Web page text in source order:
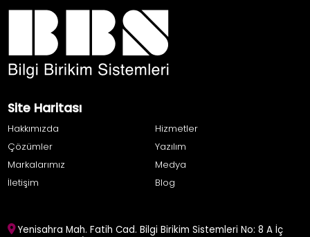
Site Haritası
Hakkımızda
Hizmetler
Çözümler
Yazılım
Markalarımız
Medya
İletişim
Blog
Yenisahra Mah. Fatih Cad. Bilgi Birikim Sistemleri No: 8 A İç